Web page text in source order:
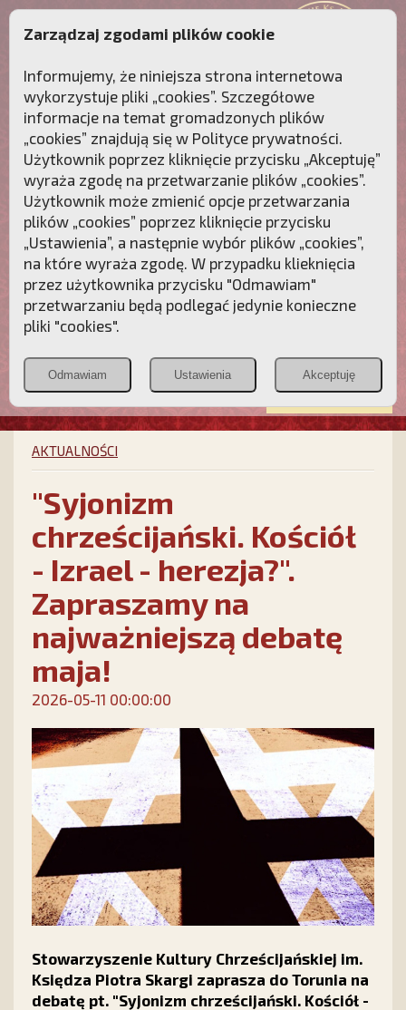
Przebudźmy sumienia Polaków!
Polonia
Christiana
PCh24.pl
Przymierze
POZNAJ APOSTOLAT FATIMY WESPRZYJ
NAS
AKTUALNOŚCI
"Syjonizm
chrześcijański. Kościół
- Izrael - herezja?".
Zapraszamy na
najważniejszą debatę
maja!
2026-05-11 00:00:00
Stowarzyszenie Kultury Chrześcijańskiej im.
Księdza Piotra Skargi zaprasza do Torunia na
debatę pt. "Syjonizm chrześcijański. Kościół -
Zarządzaj zgodami plików cookie
Informujemy, że niniejsza strona internetowa
wykorzystuje pliki „cookies”. Szczegółowe
informacje na temat gromadzonych plików
„cookies” znajdują się w Polityce prywatności.
Użytkownik poprzez kliknięcie przycisku „Akceptuję”
wyraża zgodę na przetwarzanie plików „cookies”.
Użytkownik może zmienić opcje przetwarzania
plików „cookies” poprzez kliknięcie przycisku
„Ustawienia”, a następnie wybór plików „cookies”,
na które wyraża zgodę. W przypadku klieknięcia
przez użytkownika przycisku "Odmawiam"
przetwarzaniu będą podlegać jedynie konieczne
pliki "cookies".
Odmawiam Ustawienia Akceptuję